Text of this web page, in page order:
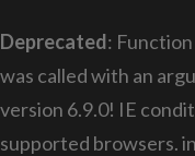
Deprecated:
was called with an
version 6.9.0! IE
supported browsers. in